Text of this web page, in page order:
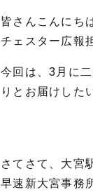
皆さんこんにち
チェスター広報
今回は、3月に
りとお届けした
さてさて、大宮
早速新大宮事務